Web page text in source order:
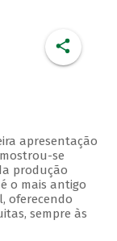
apresentação
se
produção
o mais antigo
oferecendo
sempre às